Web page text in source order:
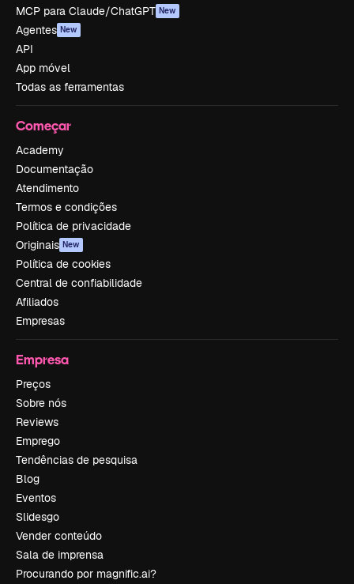
MCP para Claude/ChatGPT New
Agentes New
API
App móvel
Todas as ferramentas
Começar
Academy
Documentação
Atendimento
Termos e condições
Política de privacidade
Originais New
Política de cookies
Central de confiabilidade
Afiliados
Empresas
Empresa
Preços
Sobre nós
Reviews
Emprego
Tendências de pesquisa
Blog
Eventos
Slidesgo
Vender conteúdo
Sala de imprensa
Procurando por magnific.ai?